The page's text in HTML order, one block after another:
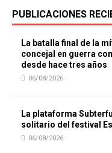
PUBLICACIONES
La batalla final de la
concejal en guerra
desde hace tres años
06/08/2026
La plataforma
solitario del festival
06/08/2026